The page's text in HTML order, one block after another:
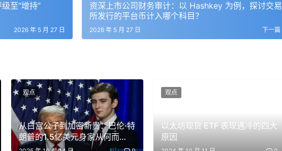
应对危机，所以我甚至会制造危机给自己表现的机会。我正常的休息状态就
住，不要屈服于混乱。
的？
那种预测。我们大约每四、五年就会遭遇一次世纪危机，总是如此。这并不
入危机中。只是当危机发生时，我通常有信心自己不会惊慌失措。如果连我都
崩溃。顺便说一下，这也教会了我如何识别你需要依赖的人，因为你真的无法
至“增持”
2026 年 5 月 27 日
资深上市公司财务审计：以 Hashkey 为例，探讨交易
所发行的平台币计入哪个科目？
下一篇
2026 年 5 月 27 日
从白宫公子到加密新贵：巴伦·特
朗普的1.5亿美元身家从何而
来？​
观点
以太坊现货 ETF 表现遇冷的四大
原因
观点